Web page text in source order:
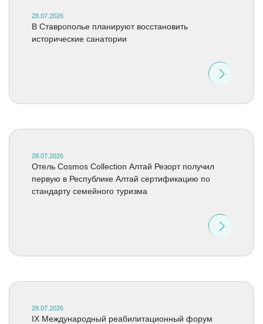
28.07.2026
В Ставрополье планируют восстановить
исторические санатории
28.07.2026
Отель Cosmos Collection Алтай Резорт получил
первую в Республике Алтай сертификацию по
стандарту семейного туризма
28.07.2026
IX Международный реабилитационный форум